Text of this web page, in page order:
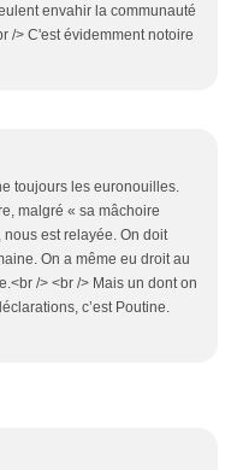
envahir la communauté
/> C'est évidemment notoire
toujours les euronouilles.
malgré « sa mâchoire
est relayée. On doit
On a même eu droit au
/> <br /> Mais un dont on
c’est Poutine.